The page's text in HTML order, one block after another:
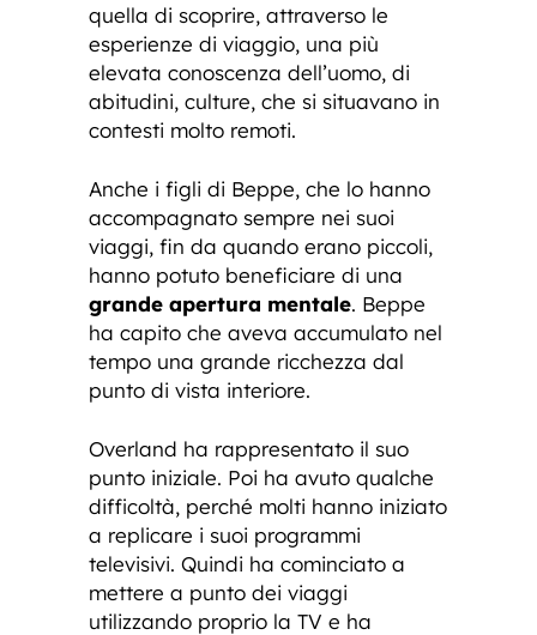
quella di scoprire, attraverso le
esperienze di viaggio, una più
elevata conoscenza dell’uomo, di
abitudini, culture, che si situavano in
contesti molto remoti.
Anche i figli di Beppe, che lo hanno
accompagnato sempre nei suoi
viaggi, fin da quando erano piccoli,
hanno potuto beneficiare di una
grande apertura mentale. Beppe
ha capito che aveva accumulato nel
tempo una grande ricchezza dal
punto di vista interiore.
Overland ha rappresentato il suo
punto iniziale. Poi ha avuto qualche
difficoltà, perché molti hanno iniziato
a replicare i suoi programmi
televisivi. Quindi ha cominciato a
mettere a punto dei viaggi
utilizzando proprio la TV e ha